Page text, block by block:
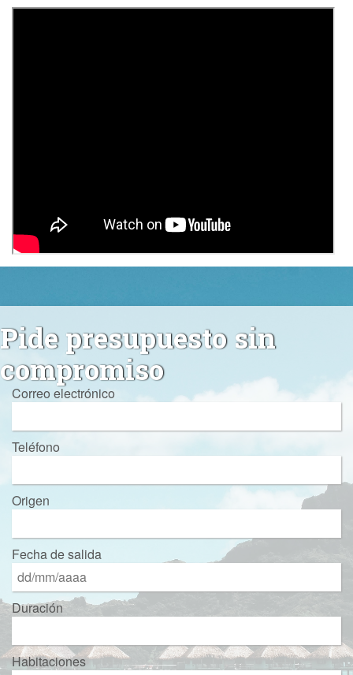
Pide presupuesto sin
compromiso
Correo electrónico
Teléfono
Origen
Fecha de salida
Duración
Habitaciones